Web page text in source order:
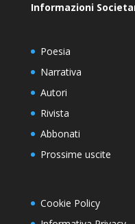
Informazioni
Poesia
Narrativa
Autori
Rivista
Abbonati
Prossime uscite
Cookie Policy